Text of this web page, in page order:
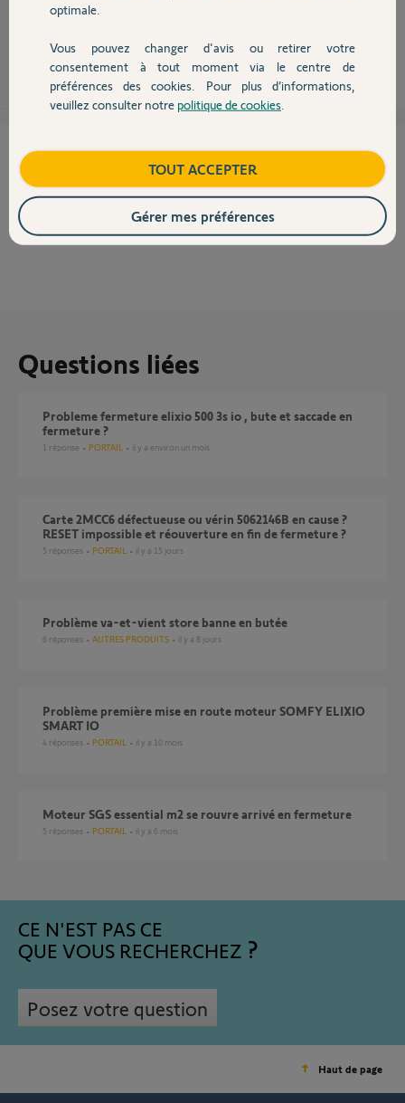
Devis avec un pro
Contact
il se peut que des insectes ont niché à l'intérieur...
Sylvain C. il y a environ 9 ans
Cette réponse vous a-t-elle aidé ?
NON OUI
50%des internautes ont trouvé cette réponse utile
Questions liées
Probleme fermeture elixio 500 3s io , bute et saccade en
fermeture ?
1 réponse PORTAIL il y a environ un mois
Carte 2MCC6 défectueuse ou vérin 5062146B en cause ?
RESET impossible et réouverture en fin de fermeture ?
5 réponses PORTAIL il y a 15 jours
Problème va-et-vient store banne en butée
6 réponses AUTRES PRODUITS il y a 8 jours
Problème première mise en route moteur SOMFY ELIXIO
SMART IO
4 réponses PORTAIL il y a 10 mois
moteur SGS essential m2 se rouvre arrivé en fermeture
5 réponses PORTAIL il y a 6 mois
CE N'EST PAS CE
QUE VOUS RECHERCHEZ
Posez votre question
Haut de page
optimale.
Vous pouvez changer d'avis ou retirer votre
consentement à tout moment via le centre de
préférences des cookies. Pour plus d’informations,
veuillez consulter notre politique de cookies
TOUT ACCEPTER
Gérer mes préférences